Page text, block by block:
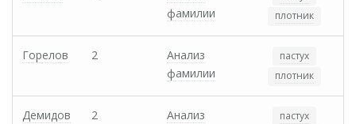
фамилии
плотник
Горелов 2
Анализ
фамилии
пастух
плотник
Демидов 2
Анализ
пастух